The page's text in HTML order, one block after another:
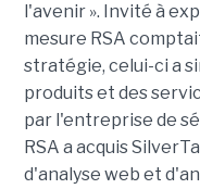
l'avenir ». Invité à
mesure RSA
stratégie, celui-ci a
produits et des
par l'entreprise de
RSA a acquis
d'analyse web et